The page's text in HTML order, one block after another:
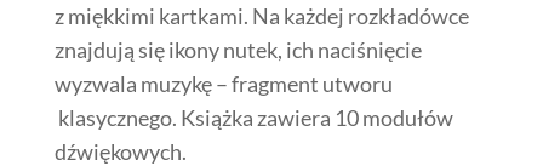
z miękkimi kartkami. Na każdej rozkładówce
znajdują się ikony nutek, ich naciśnięcie
wyzwala muzykę – fragment utworu
klasycznego. Książka zawiera 10 modułów
dźwiękowych.